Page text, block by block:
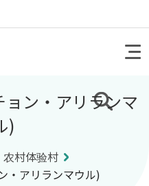
ン・アリランマ
)
农村体验村
・アリランマウル)